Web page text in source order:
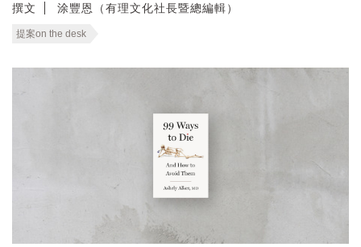
撰文 涂豐恩（有理文化社長暨總編輯）
提案on the desk